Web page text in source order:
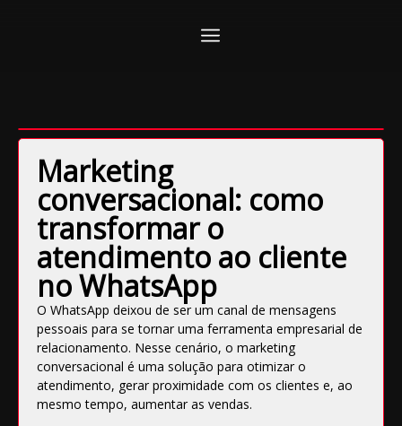
Marketing
conversacional: como
transformar o
atendimento ao cliente
no WhatsApp
O WhatsApp deixou de ser um canal de mensagens
pessoais para se tornar uma ferramenta empresarial de
relacionamento. Nesse cenário, o marketing
conversacional é uma solução para otimizar o
atendimento, gerar proximidade com os clientes e, ao
mesmo tempo, aumentar as vendas.